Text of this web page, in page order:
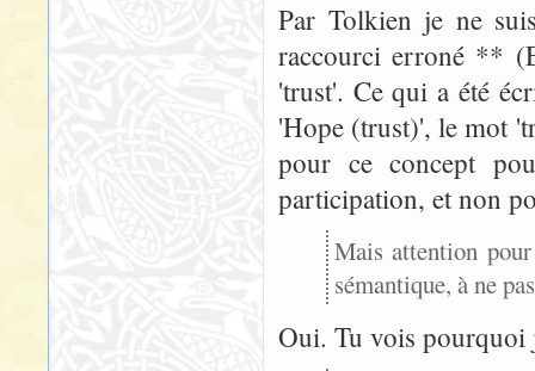
Par Tolkien je ne
raccourci erroné **
'trust'. Ce qui a été
'Hope (trust)', le mot
pour ce concept
participation, et non
Mais attention
sémantique, à ne
Oui. Tu vois pourquoi